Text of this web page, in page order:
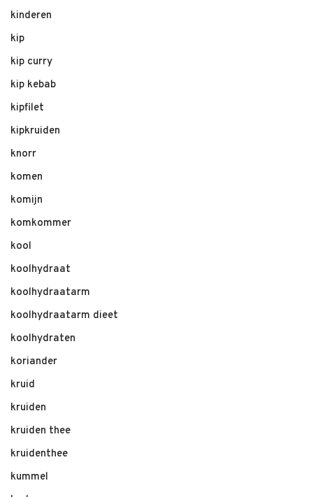
kinderen
kip
kip curry
kip kebab
kipfilet
kipkruiden
knorr
komen
komijn
komkommer
kool
koolhydraat
koolhydraatarm
koolhydraatarm dieet
koolhydraten
koriander
kruid
kruiden
kruiden thee
kruidenthee
kummel